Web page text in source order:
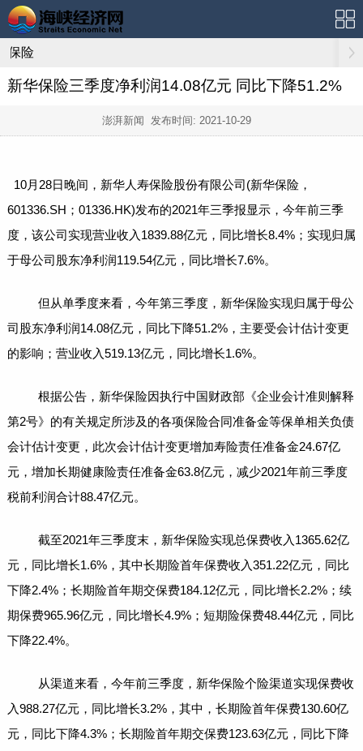
保险
新华保险三季度净利润14.08亿元 同比下降51.2%
澎湃新闻 发布时间: 2021-10-29
10月28日晚间，新华人寿保险股份有限公司(新华保险，
601336.SH；01336.HK)发布的2021年三季报显示，今年前三季
度，该公司实现营业收入1839.88亿元，同比增长8.4%；实现归属
于母公司 股东净利润119.54亿元，同比增长7.6%。
但从单季度来看，今年第三季度，新华保险实现归属于母公
司股东净利润14.08亿元，同比下降51.2%，主要受会计估计变更
的影响；营业收入519.13亿元，同比增长1.6%。
根据公告，新华保险因执行中国财政部《企业会计准则解释
第2号》的有关规定所涉及的各项保险合同准备金等保单相关负债
会计估计变更，此次会计估计变更增加寿险责任准备金24.67亿
元，增加长期健康险责任准备金63.8亿元，减少2021年前三季度
税前利润合计88.47亿元。
截至2021年三季度末， 新华保险实现总保费收入1365.62亿
元，同比增长1.6%，其中长期险首年保费收入351.22亿元，同比
下降2.4%；长期险首年期交保费184.12亿元，同比增长2.2%；续
期保费965.96亿元，同比增长4.9%；短期险保费48.44亿元，同比
下降22.4%。
从渠道来看，今年前三季度，新华保险个险渠道实现保费收
入988.27亿元，同比增长3.2%，其中，长期险首年保费130.60亿
元，同比下降4.3%；长期险首年期交保费123.63亿元，同比下降